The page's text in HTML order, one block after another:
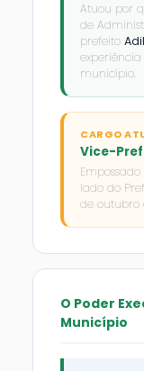
Atuou por
de
prefeito
município.
CARGO
Vice-
lado do
de outubro
O Poder
Município